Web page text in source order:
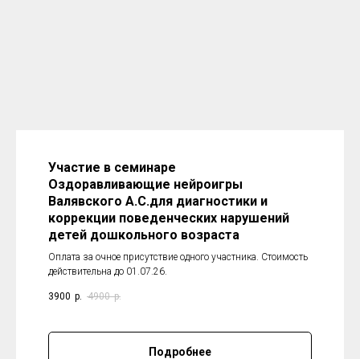
Участие в семинаре
Оздоравливающие нейроигры
Валявского А.С.для диагностики и
коррекции поведенческих нарушений
детей дошкольного возраста
Оплата за очное присутствие одного участника. Стоимость
действительна до 01.07.26.
3900 р. 4900 р.
Подробнее